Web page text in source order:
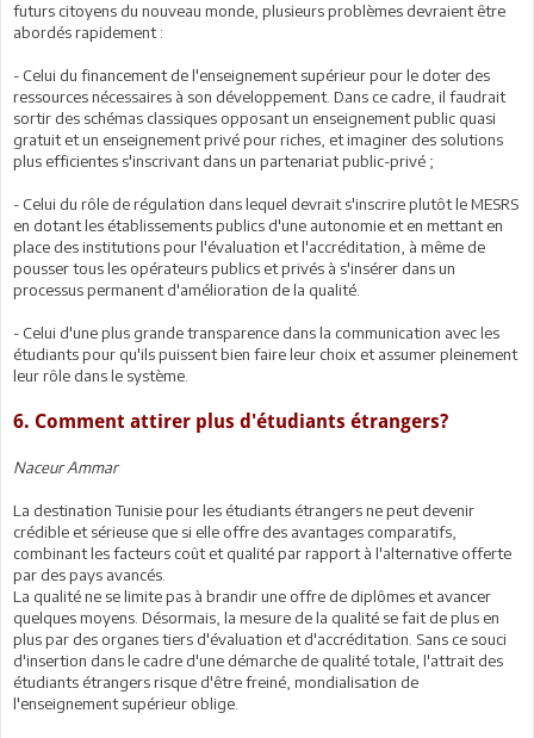
futurs citoyens du nouveau monde, plusieurs problèmes devraient être
abordés rapidement :
- Celui du financement de l'enseignement supérieur pour le doter des
ressources nécessaires à son développement. Dans ce cadre, il faudrait
sortir des schémas classiques opposant un enseignement public quasi
gratuit et un enseignement privé pour riches, et imaginer des solutions
plus efficientes s'inscrivant dans un partenariat public-privé ;
- Celui du rôle de régulation dans lequel devrait s'inscrire plutôt le MESRS
en dotant les établissements publics d'une autonomie et en mettant en
place des institutions pour l'évaluation et l'accréditation, à même de
pousser tous les opérateurs publics et privés à s'insérer dans un
processus permanent d'amélioration de la qualité.
- Celui d'une plus grande transparence dans la communication avec les
étudiants pour qu'ils puissent bien faire leur choix et assumer pleinement
leur rôle dans le système.
6. Comment attirer plus d'étudiants étrangers?
Naceur Ammar
La destination Tunisie pour les étudiants étrangers ne peut devenir
crédible et sérieuse que si elle offre des avantages comparatifs,
combinant les facteurs coût et qualité par rapport à l'alternative offerte
par des pays avancés.
La qualité ne se limite pas à brandir une offre de diplômes et avancer
quelques moyens. Désormais, la mesure de la qualité se fait de plus en
plus par des organes tiers d'évaluation et d'accréditation. Sans ce souci
d'insertion dans le cadre d'une démarche de qualité totale, l'attrait des
étudiants étrangers risque d'être freiné, mondialisation de
l'enseignement supérieur oblige.